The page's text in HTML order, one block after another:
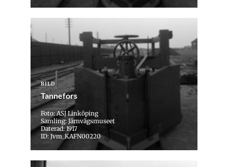
BILD
Tannefors
Foto: ASJ Linköping
Samling: Järnvägsmuseet
Daterad: 1917
ID: Jvm_KAFN00220